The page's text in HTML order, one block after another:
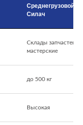
Среднегрузовой
Силач
Склады запчастей,
мастерские
до 500 кг
Высокая